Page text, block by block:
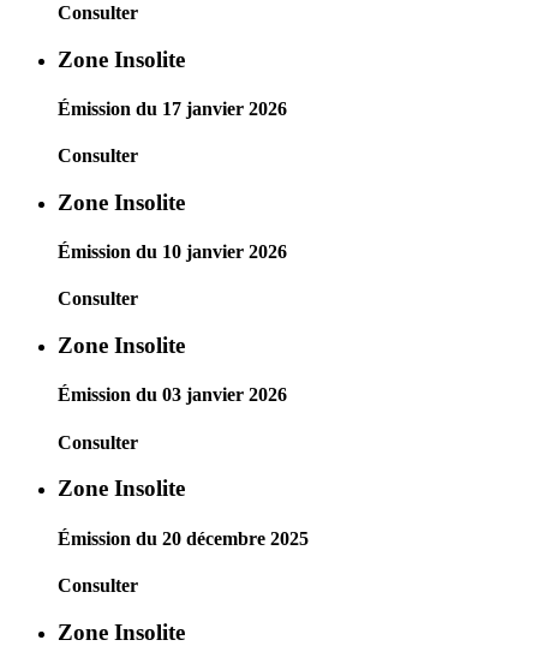
Consulter
Zone Insolite
Émission du 17 janvier 2026
Consulter
Zone Insolite
Émission du 10 janvier 2026
Consulter
Zone Insolite
Émission du 03 janvier 2026
Consulter
Zone Insolite
Émission du 20 décembre 2025
Consulter
Zone Insolite